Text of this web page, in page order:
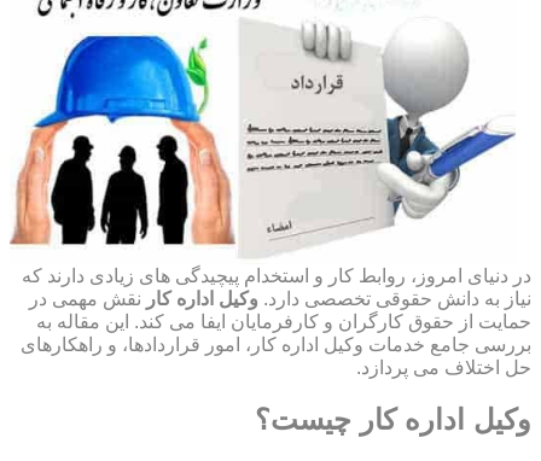
در دنیای امروز، روابط کار و استخدام پیچیدگی های زیادی دارند که
نیاز به دانش حقوقی تخصصی دارد. وکیل اداره کار نقش مهمی در
حمایت از حقوق کارگران و کارفرمایان ایفا می کند. این مقاله به
بررسی جامع خدمات وکیل اداره کار، امور قراردادها، و راهکارهای
حل اختلاف می پردازد.
وکیل اداره کار چیست؟